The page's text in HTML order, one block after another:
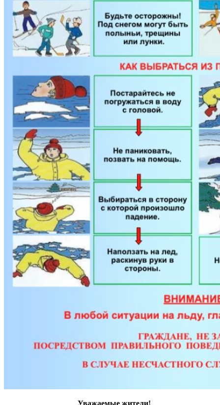
Уважаемые жители!